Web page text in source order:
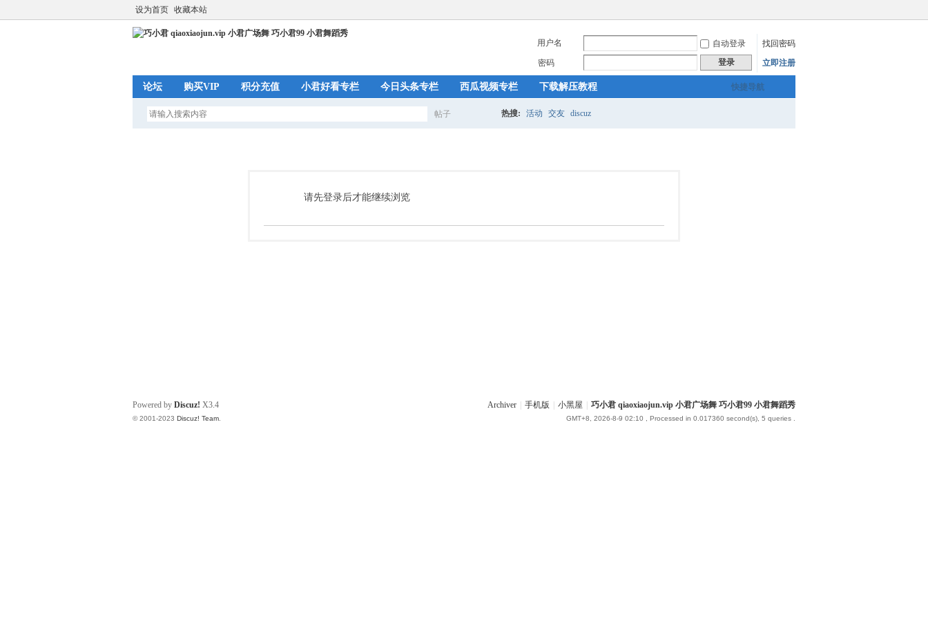
设为首页 收藏本站
用户名 自动登录
找回密码
密码
登录 立即注册
快捷导航
论坛 购买VIP 积分充值 小君好看专栏 今日头条专栏 西瓜视频专栏 下载解压教程
帖子 热搜: 活动 交友 discuz
请先登录后才能继续浏览
Archiver 手机版 小黑屋 巧小君 qiaoxiaojun.vip 小君广场舞 巧小君99 小君舞蹈秀
GMT+8, 2026-8-9 02:10 , Processed in 0.017360 second(s), 5 queries .
Powered by Discuz! X3.4
© 2001-2023 Discuz! Team